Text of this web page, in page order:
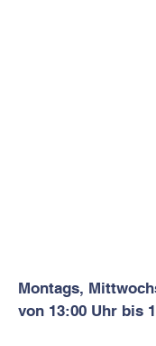
Montags,
von 13:00 Uhr bis